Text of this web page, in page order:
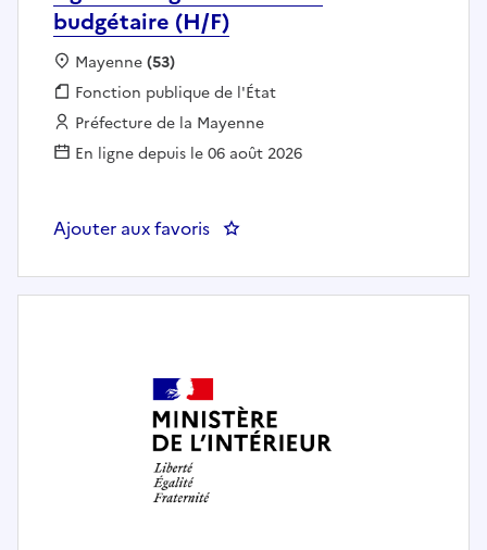
budgétaire (H/F)
Localisation :
Mayenne(53)
Fonction publique :
Fonction publique de l'État
Employeur :
Préfecture de la Mayenne
En ligne depuis le 06 août 2026
Ajouter aux favoris : Agent chargé du contrôle